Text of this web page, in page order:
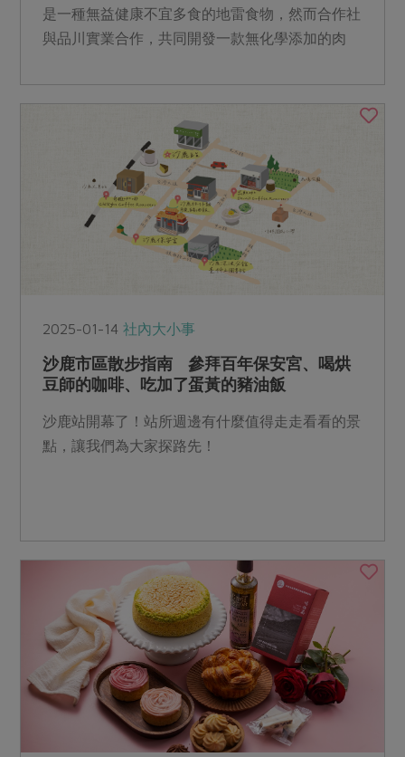
是一種無益健康不宜多食的地雷食物，然而合作社
與品川實業合作，共同開發一款無化學添加的肉
2025-01-14社內大小事
沙鹿市區散步指南 參拜百年保安宮、喝烘
豆師的咖啡、吃加了蛋黃的豬油飯
沙鹿站開幕了！站所週邊有什麼值得走走看看的景
點，讓我們為大家探路先！